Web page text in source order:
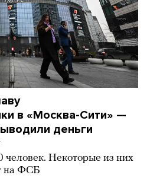
в «Москва-Сити» —
деньги
Некоторые из них
на ФСБ